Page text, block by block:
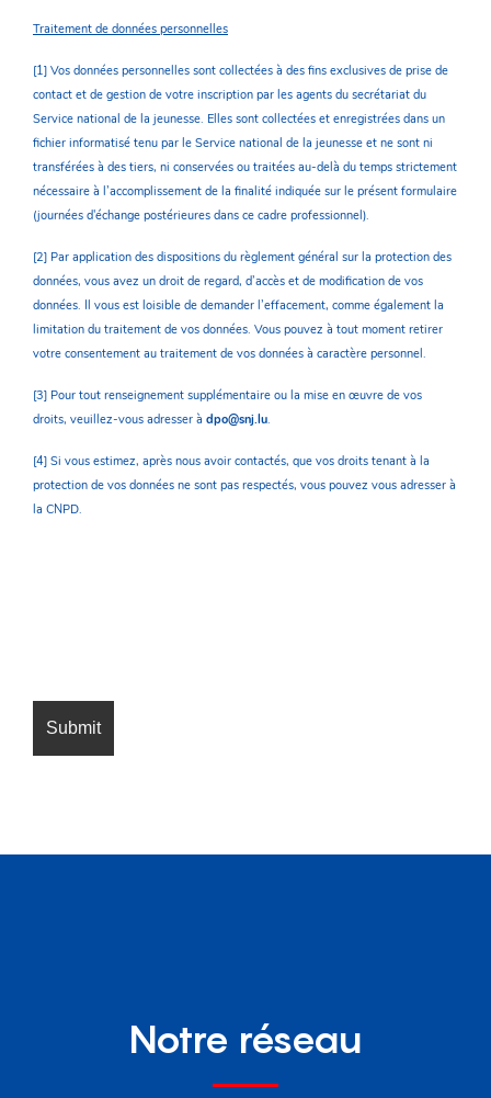
Traitement de données personnelles
[1] Vos données personnelles sont collectées à des fins exclusives de prise de
contact et de gestion de votre inscription par les agents du secrétariat du
Service national de la jeunesse. Elles sont collectées et enregistrées dans un
fichier informatisé tenu par le Service national de la jeunesse et ne sont ni
transférées à des tiers, ni conservées ou traitées au-delà du temps strictement
nécessaire à l’accomplissement de la finalité indiquée sur le présent formulaire
(journées d'échange postérieures dans ce cadre professionnel).
[2] Par application des dispositions du règlement général sur la protection des
données, vous avez un droit de regard, d’accès et de modification de vos
données. Il vous est loisible de demander l’effacement, comme également la
limitation du traitement de vos données. Vous pouvez à tout moment retirer
votre consentement au traitement de vos données à caractère personnel.
[3] Pour tout renseignement supplémentaire ou la mise en œuvre de vos
droits, veuillez-vous adresser à dpo@snj.lu.
[4] Si vous estimez, après nous avoir contactés, que vos droits tenant à la
protection de vos données ne sont pas respectés, vous pouvez vous adresser à
la CNPD.
Notre réseau